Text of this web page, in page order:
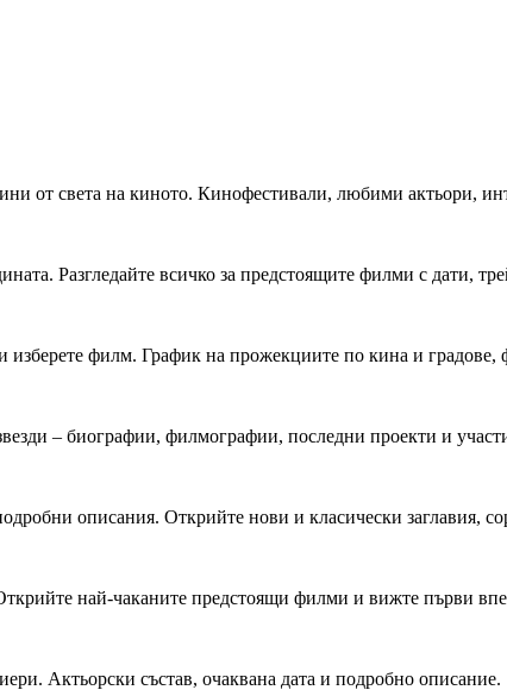
от света на киното. Кинофестивали, любими актьори,
Разгледайте всичко за предстоящите филми с дати,
изберете филм. График на прожекциите по кина и
– биографии, филмографии, последни проекти и
описания. Открийте нови и класически заглавия,
най-чаканите предстоящи филми и вижте първи
Актьорски състав, очаквана дата и подробно описание.